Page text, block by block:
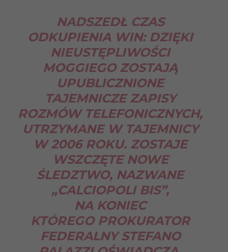
NADSZEDŁ CZAS
ODKUPIENIA WIN: DZIĘKI
NIEUSTĘPLIWOŚCI
MOGGIEGO ZOSTAJĄ
UPUBLICZNIONE
TAJEMNICZE ZAPISY
ROZMÓW TELEFONICZNYCH,
UTRZYMANE W TAJEMNICY
W 2006 ROKU. ZOSTAJE
WSZCZĘTE NOWE
ŚLEDZTWO, NAZWANE
„CALCIOPOLI BIS”,
NA KONIEC
KTÓREGO PROKURATOR
FEDERALNY STEFANO